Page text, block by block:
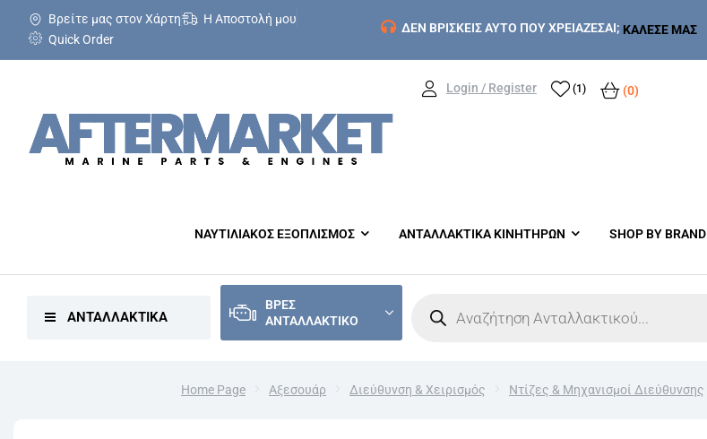
Βρείτε μας στον Χάρτη
Η Αποστολή μου
Quick Order
ΔΕΝ ΒΡΙΣΚΕΙΣ ΑΥΤΟ ΠΟΥ ΧΡΕΙΑΖΕΣΑΙ; ΚΑΛΕΣΕ ΜΑΣ
ΝΑΥΤΙΛΙΑΚΟΣ ΕΞΟΠΛΙΣΜΟΣ ΑΝΤΑΛΛΑΚΤΙΚΑ ΚΙΝΗΤΗΡΩΝ SHOP BY BRAND
Login / Register (1) (0)
ΑΝΤΑΛΛΑΚΤΙΚΑ
ΒΡΕΣ
ΑΝΤΑΛΛΑΚΤΙΚΟ
Home Page Αξεσουάρ Διεύθυνση & Χειρισμός Ντίζες & Μηχανισμοί Διεύθυνσης